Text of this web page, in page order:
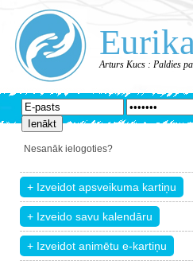
Arturs Kucs : Paldies
Nesanāk ielogoties?